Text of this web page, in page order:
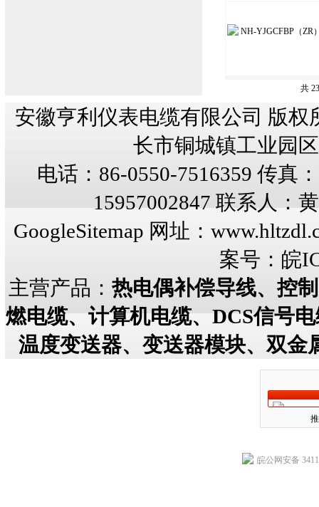
共
安徽亨利仪表电缆有限公司 版权
长市铜城镇工业园
电话：86-0550-7516359 传真
15957002847 联系人：
GoogleSitemap 网址：
案号： 皖
主营产品： 热电偶补偿导线、控
燃电缆、计算机电缆、DCS信号
温度变送器、变送器模块、双金
皖公网安备